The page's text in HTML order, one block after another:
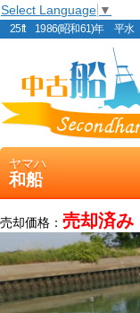
Select Language ▼
25ft 1986(昭和61)年 平水
ヤマハ
和船
売却価格： 売却済み